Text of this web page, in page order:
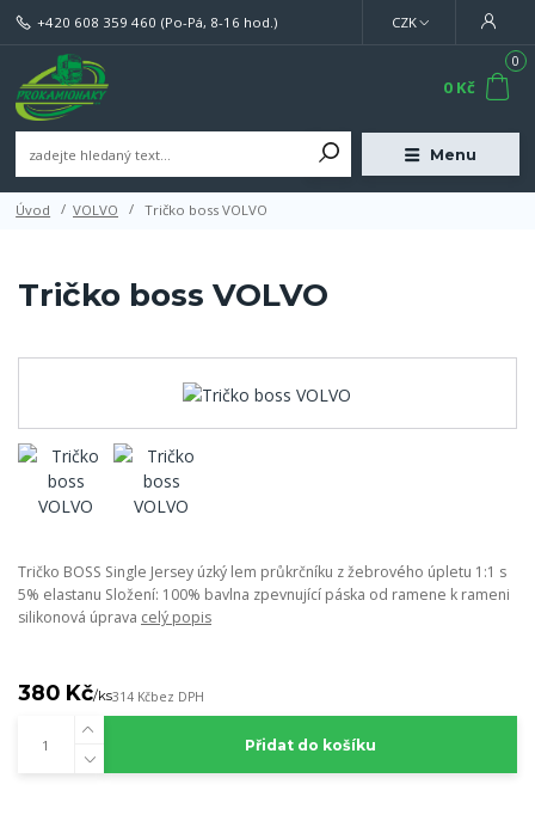
Menu
CZK
+420 608 359 460 (Po-Pá, 8-16 hod.)
0
0 Kč
Úvod VOLVO Tričko boss VOLVO
Tričko boss VOLVO
Tričko BOSS Single Jersey úzký lem průkrčníku z žebrového úpletu 1:1 s
5% elastanu Složení: 100% bavlna zpevnující páska od ramene k rameni
silikonová úprava celý popis
380 Kč/ks314 Kčbez DPH
Přidat do košíku